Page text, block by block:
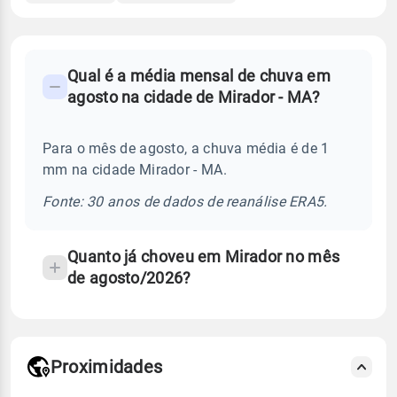
Perguntas
sobre
chuva
Qual é a média mensal de chuva em
agosto na cidade de Mirador - MA?
Para o mês de agosto, a chuva média é de 1
mm na cidade Mirador - MA.
Fonte: 30 anos de dados de reanálise ERA5.
Quanto já choveu em Mirador no mês
de agosto/2026?
Proximidades